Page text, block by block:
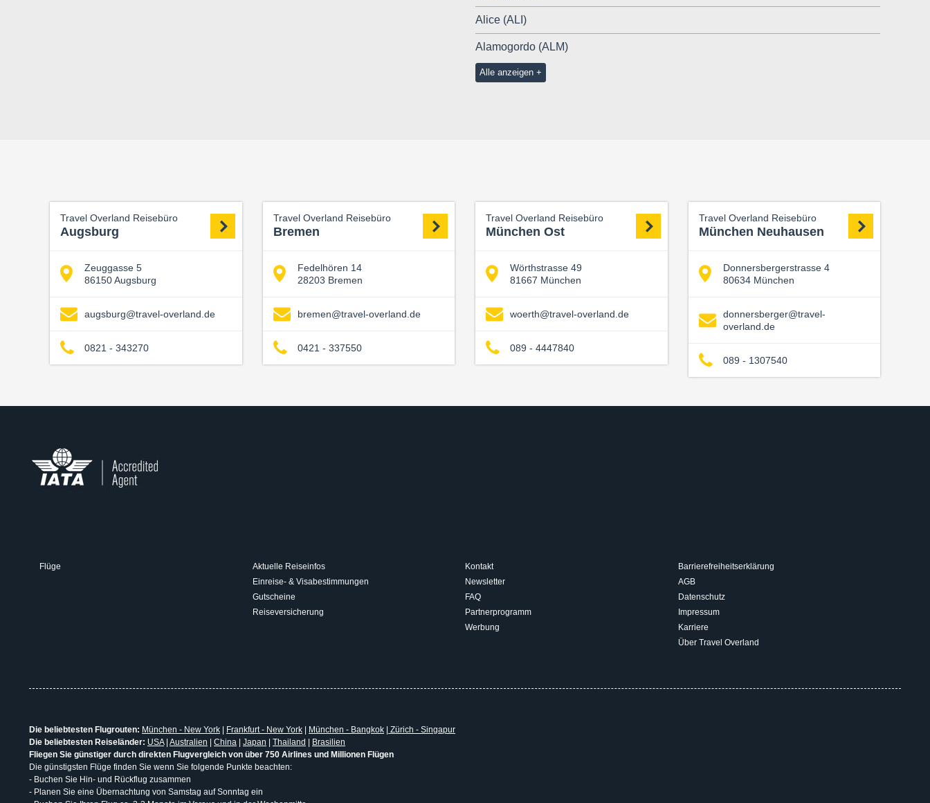
Alice (ALI)
Alamogordo (ALM)
Alle anzeigen
Travel Overland Reisebüro
Augsburg
Zeuggasse 5
86150 Augsburg
augsburg@travel-overland.de
0821 - 343270
Travel Overland Reisebüro
Bremen
Fedelhören 14
28203 Bremen
bremen@travel-overland.de
0421 - 337550
Travel Overland Reisebüro
München Ost
Wörthstrasse 49
81667 München
woerth@travel-overland.de
089 - 4447840
Travel Overland Reisebüro
München Neuhausen
Donnersbergerstrasse 4
80634 München
donnersberger@travel-
overland.de
089 - 1307540
Flüge
Aktuelle Reiseinfos
Einreise- & Visabestimmungen
Gutscheine
Reiseversicherung
Kontakt
Newsletter
FAQ
Partnerprogramm
Werbung
Barrierefreiheitserklärung
AGB
Datenschutz
Impressum
Karriere
Über Travel Overland
Die beliebtesten Flugrouten: München - New York Frankfurt - New York München - Bangkok
Zürich - Singapur
Die beliebtesten Reiseländer: USA| Australien China Japan Thailand
Brasilien
Fliegen Sie günstiger durch direkten Flugvergleich von über 750 Airlines und Millionen Flügen
Die günstigsten Flüge finden Sie wenn Sie folgende Punkte beachten:
- Buchen Sie Hin- und Rückflug zusammen
- Planen Sie eine Übernachtung von Samstag auf Sonntag ein